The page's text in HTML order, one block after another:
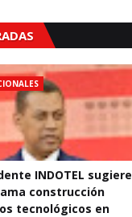
INDOTEL sugiere
construcción
tecnológicos en